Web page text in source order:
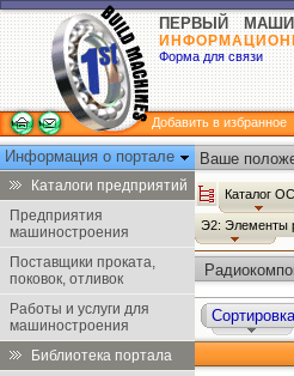
ПЕРВЫЙ
Форма для связи
Добавить в избранное
Информация о портале
Каталоги предприятий
Предприятия
машиностроения
Поставщики проката,
поковок, отливок
Работы и услуги для
машиностроения
Библиотека портала
Ваше
Каталог
Э2: Элементы
Сортировка